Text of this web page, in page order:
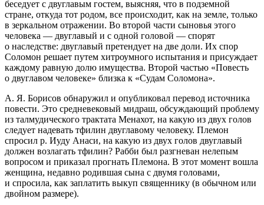
беседует с двуглавым гостем, выясняя, что в подземной
стране, откуда тот родом, все происходит, как на земле, только
в зеркальном отражении. Во второй части сыновья этого
человека — двуглавый и с одной головой — спорят
о наследстве: двуглавый претендует на две доли. Их спор
Соломон решает путем хитроумного испытания и присуждает
каждому равную долю имущества. Второй частью «Повесть
о двуглавом человеке» близка к «Судам Соломона».
А. Я. Борисов обнаружил и опубликовал перевод источника
повести. Это средневековый мидраш, обсуждающий проблему
из талмудического трактата Менахот, на какую из двух голов
следует надевать тфилин двуглавому человеку. Племон
спросил р. Иуду Анаси, на какую из двух голов двуглавый
должен возлагать тфилин? Рабби был разгневан нелепым
вопросом и приказал прогнать Племона. В этот момент вошла
женщина, недавно родившая сына с двумя головами,
и спросила, как заплатить выкуп священнику (в обычном или
двойном размере).